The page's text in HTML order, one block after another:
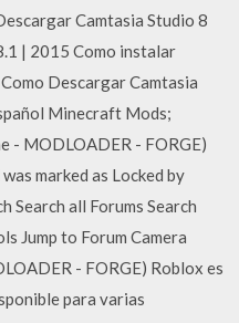
Camtasia Studio 8
| 2015 Como instalar
Descargar Camtasia
Minecraft Mods;
- MODLOADER - FORGE)
marked as Locked by
Search all Forums Search
Jump to Forum Camera
- FORGE) Roblox es
para varias